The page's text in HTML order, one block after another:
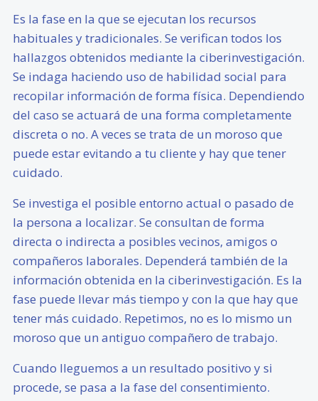
Es la fase en la que se ejecutan los recursos
habituales y tradicionales. Se verifican todos los
hallazgos obtenidos mediante la ciberinvestigación.
Se indaga haciendo uso de habilidad social para
recopilar información de forma física. Dependiendo
del caso se actuará de una forma completamente
discreta o no. A veces se trata de un moroso que
puede estar evitando a tu cliente y hay que tener
cuidado.
Se investiga el posible entorno actual o pasado de
la persona a localizar. Se consultan de forma
directa o indirecta a posibles vecinos, amigos o
compañeros laborales. Dependerá también de la
información obtenida en la ciberinvestigación. Es la
fase puede llevar más tiempo y con la que hay que
tener más cuidado. Repetimos, no es lo mismo un
moroso que un antiguo compañero de trabajo.
Cuando lleguemos a un resultado positivo y si
procede, se pasa a la fase del consentimiento.